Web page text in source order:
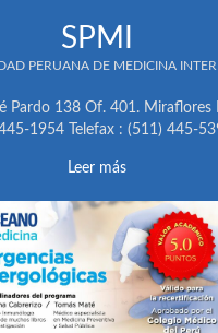
SPMI
PERUANA DE MEDICINA
Pardo 138 Of. 401. Miraflores
1954 Telefax : (511) 445-
Leer más